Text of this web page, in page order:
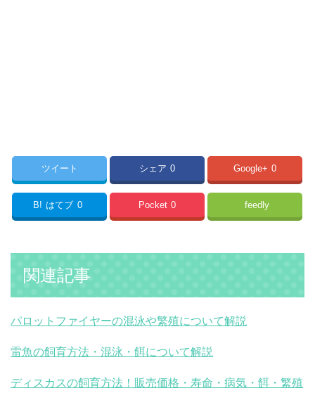
ツイート シェア 0 Google+ 0
B! はてブ 0 Pocket 0 feedly
関連記事
パロットファイヤーの混泳や繁殖について解説
雷魚の飼育方法・混泳・餌について解説
ディスカスの飼育方法！販売価格・寿命・病気・餌・繁殖